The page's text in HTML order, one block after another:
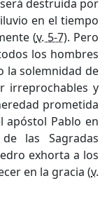
destruida por
en el tiempo
(v. 5-7). Pero
los hombres
la solemnidad de
irreprochables y
prometida
apóstol Pablo en
las Sagradas
exhorta a los
en la gracia (v.